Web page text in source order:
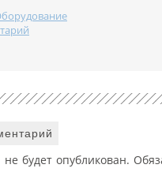
будет опубликован.